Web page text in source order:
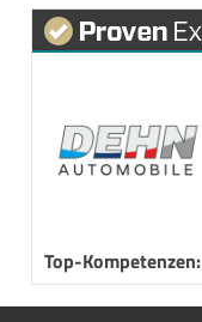
Top-Kompetenzen: